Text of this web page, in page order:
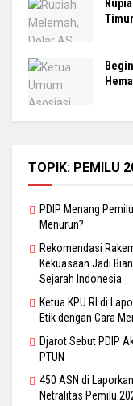
TOPIK: PEMILU
PDIP Menang
Menurun?
Rekomendasi
Kekuasaan Jadi
Sejarah Indonesia
Ketua KPU RI di
Etik dengan Cara
Djarot Sebut PDIP
PTUN
450 ASN di
Netralitas Pemilu